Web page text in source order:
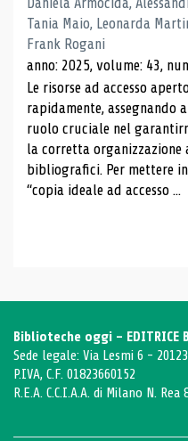
Tania Maio, Leonarda
Frank Rogani
anno: 2025, volume: 43,
Le risorse ad accesso
rapidamente, assegnando
ruolo cruciale nel
la corretta organizzazione
bibliografici. Per mettere
“copia ideale ad accesso ...
Biblioteche oggi - EDITRICE
Sede legale: Via Lesmi 6 -
P.IVA, C.F. 01823660152
R.E.A. C.C.I.A.A. di Milano N. Rea